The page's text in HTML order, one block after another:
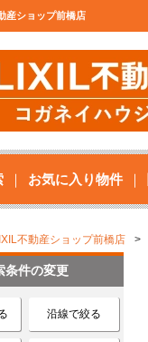
産ショップ前橋店
お気に入り物件
不動産ショップ前橋店
条件の変更
沿線で絞る